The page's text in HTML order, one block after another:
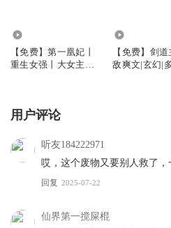
【免费】第一凰妃丨
重生女强丨大女主爽
【免费】剑
敌爽文|玄幻|多
用户评论
听友184222971
哎，这个废物又要别人救了
回复 2025-07-22
仙界第一搅屎棍